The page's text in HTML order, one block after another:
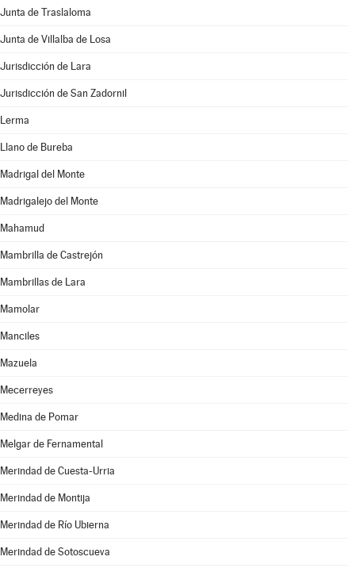
Junta de Traslaloma
Junta de Villalba de Losa
Jurisdicción de Lara
Jurisdicción de San Zadornil
Lerma
Llano de Bureba
Madrigal del Monte
Madrigalejo del Monte
Mahamud
Mambrilla de Castrejón
Mambrillas de Lara
Mamolar
Manciles
Mazuela
Mecerreyes
Medina de Pomar
Melgar de Fernamental
Merindad de Cuesta-Urria
Merindad de Montija
Merindad de Río Ubierna
Merindad de Sotoscueva